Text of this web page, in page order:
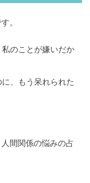
。
私のことが嫌いだか
、もう呆れられた
間関係の悩みの占